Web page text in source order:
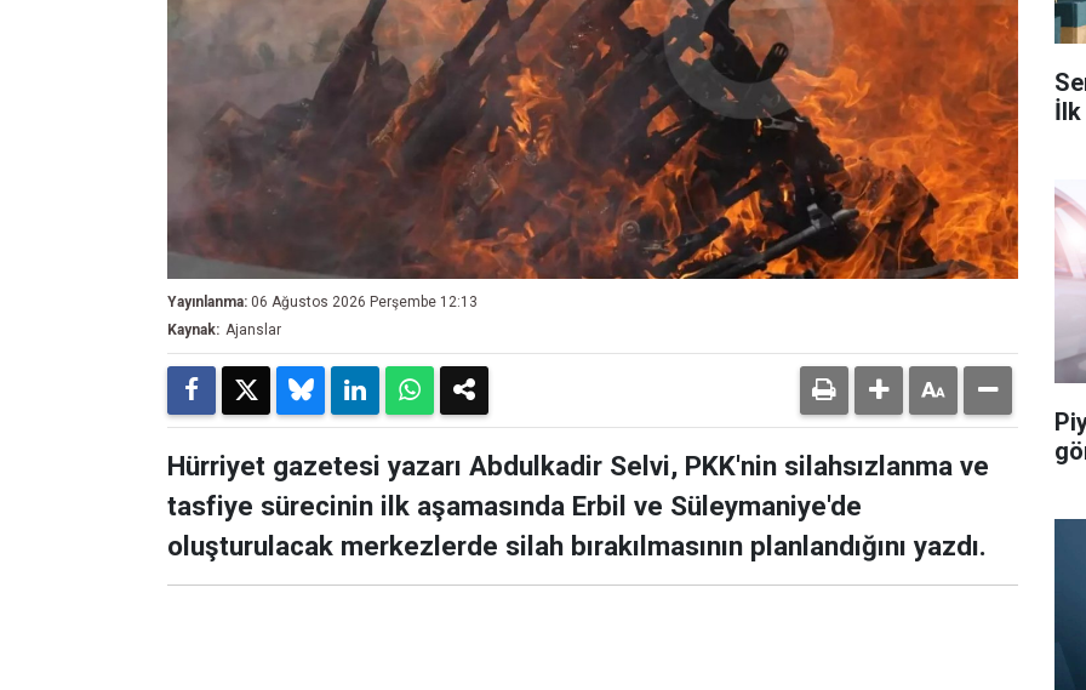
Yayınlanma: 06 Ağustos 2026 Perşembe 12:13
Kaynak: Ajanslar
Hürriyet gazetesi yazarı Abdulkadir Selvi, PKK'nin silahsızlanma ve
tasfiye sürecinin ilk aşamasında Erbil ve Süleymaniye'de
oluşturulacak merkezlerde silah bırakılmasının planlandığını yazdı.
İlk